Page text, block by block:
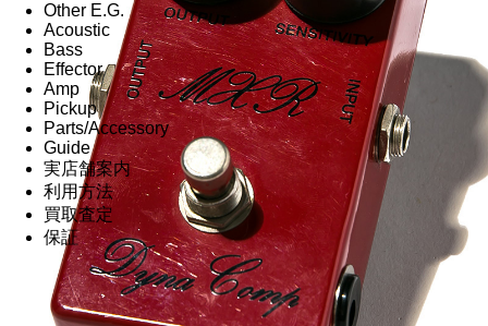
Other E.G.
Acoustic
Bass
Effector
Amp
Pickup
Parts/Accessory
Guide
実店舗案内
利用方法
買取査定
保証